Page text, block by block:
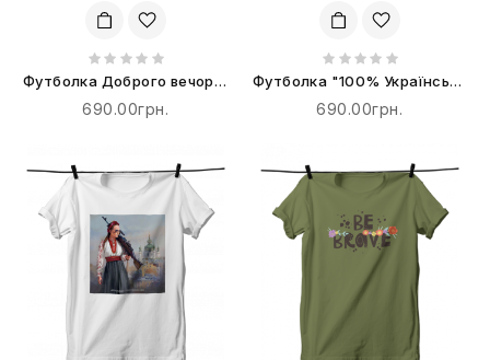
Футболка Доброго вечора,
ми з України
690.00грн.
Футболка "100% Українська
Бавовна"
690.00грн.